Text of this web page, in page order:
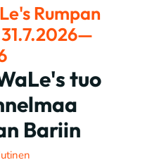
Rumpan
tuo
Bariin